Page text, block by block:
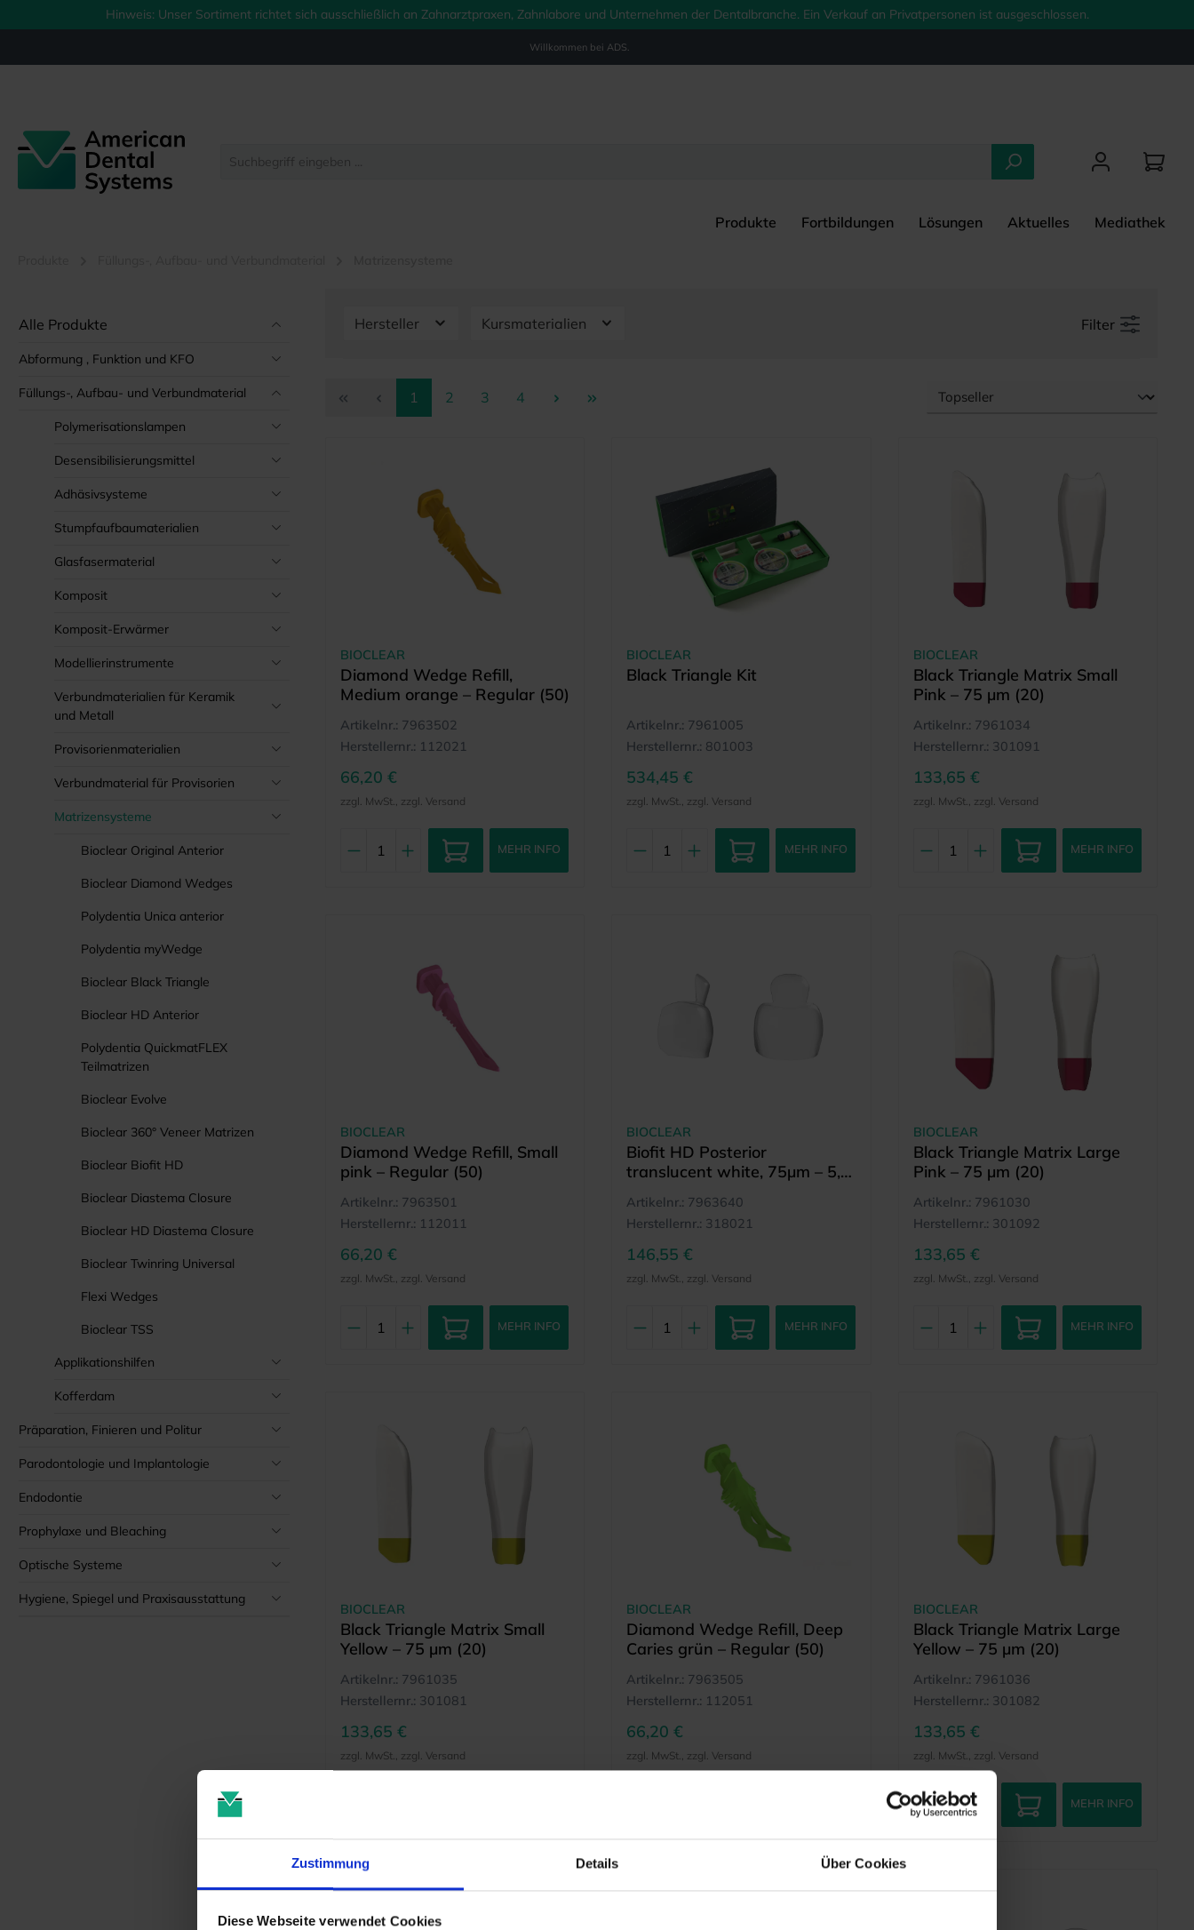
Zustimmung Details Über Cookies
Diese Webseite verwendet Cookies
Zur Hauptnavigation springen
Hinweis: Unser Sortiment richtet sich ausschließlich an Zahnarztpraxen, Zahnlabore und Unternehmen der Dentalbranche. Ein Verkauf an Privatpersonen ist ausgeschlossen.
Willkommen bei ADS.
Produkte Fortbildungen Lösungen Aktuelles Mediathek
Alle Produkte
Abformung , Funktion und KFO
Füllungs-, Aufbau- und Verbundmaterial
Polymerisationslampen
Desensibilisierungsmittel
Adhäsivsysteme
Stumpfaufbaumaterialien
Glasfasermaterial
Komposit
Komposit-Erwärmer
Modellierinstrumente
Verbundmaterialien für Keramik
und Metall
Provisorienmaterialien
Verbundmaterial für Provisorien
Matrizensysteme
Bioclear Original Anterior
Bioclear Diamond Wedges
Polydentia Unica anterior
Polydentia myWedge
Bioclear Black Triangle
Bioclear HD Anterior
Polydentia QuickmatFLEX
Teilmatrizen
Bioclear Evolve
Bioclear 360° Veneer Matrizen
Bioclear Biofit HD
Bioclear Diastema Closure
Bioclear HD Diastema Closure
Bioclear Twinring Universal
Flexi Wedges
Bioclear TSS
Applikationshilfen
Kofferdam
Präparation, Finieren und Politur
Parodontologie und Implantologie
Endodontie
Prophylaxe und Bleaching
Optische Systeme
Hygiene, Spiegel und Praxisausstattung
Hersteller Kursmaterialien Filter
Seite
1 Seite
2 Seite
3 Seite
4
BIOCLEAR
Diamond Wedge Refill,
Medium orange – Regular (50)
Artikelnr.: 7963502
Herstellernr.: 112021
66,20 €
zzgl. MwSt., zzgl. Versand
MEHR INFO
BIOCLEAR
Black Triangle Kit
Artikelnr.: 7961005
Herstellernr.: 801003
534,45 €
zzgl. MwSt., zzgl. Versand
MEHR INFO
BIOCLEAR
Black Triangle Matrix Small
Pink – 75 µm (20)
Artikelnr.: 7961034
Herstellernr.: 301091
133,65 €
zzgl. MwSt., zzgl. Versand
MEHR INFO
BIOCLEAR
Diamond Wedge Refill, Small
pink – Regular (50)
Artikelnr.: 7963501
Herstellernr.: 112011
66,20 €
zzgl. MwSt., zzgl. Versand
MEHR INFO
BIOCLEAR
Biofit HD Posterior
translucent white, 75µm – 5,5
Artikelnr.: 7963640
Herstellernr.: 318021
146,55 €
zzgl. MwSt., zzgl. Versand
MEHR INFO
BIOCLEAR
Black Triangle Matrix Large
Pink – 75 µm (20)
Artikelnr.: 7961030
Herstellernr.: 301092
133,65 €
zzgl. MwSt., zzgl. Versand
MEHR INFO
BIOCLEAR
Black Triangle Matrix Small
Yellow – 75 µm (20)
Artikelnr.: 7961035
Herstellernr.: 301081
133,65 €
zzgl. MwSt., zzgl. Versand
BIOCLEAR
Diamond Wedge Refill, Deep
Caries grün – Regular (50)
Artikelnr.: 7963505
Herstellernr.: 112051
66,20 €
zzgl. MwSt., zzgl. Versand
BIOCLEAR
Black Triangle Matrix Large
Yellow – 75 µm (20)
Artikelnr.: 7961036
Herstellernr.: 301082
133,65 €
zzgl. MwSt., zzgl. Versand
MEHR INFO